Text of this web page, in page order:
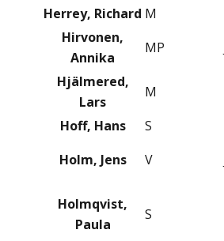
Herrey, Richard M
Hirvonen,
Annika
MP
Hjälmered,
Lars
M
Hoff, Hans
S
Holm, Jens
V
Holmqvist,
Paula
S